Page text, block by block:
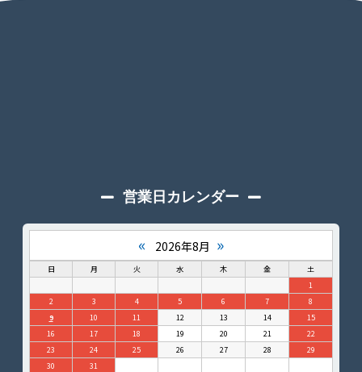
営業日カレンダー
« 2026年8月 »
日 月 火 水 木 金
土
1
2
3 4 5 6 7
8
9
10 11 12 13 14
15
16
17 18 19 20 21
22
23
24 25 26 27 28
29
30
31